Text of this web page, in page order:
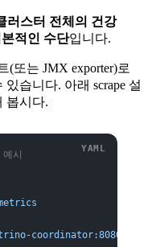
러스터 전체의 건강
적인 수단입니다.
(또는 JMX exporter)로
있습니다. 아래 scrape 설
봅시다.
시
coordinator:8080'